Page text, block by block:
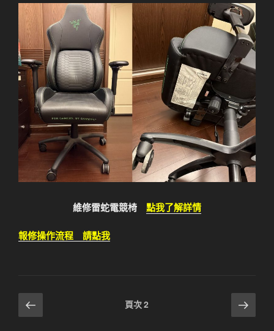
維修雷蛇電競椅 點我了解詳情
報修操作流程 請點我
文
章
上
一
頁次2 下
一